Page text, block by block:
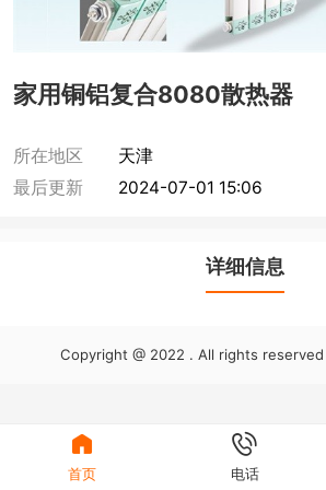
家用铜铝复合8080散热器
所在地区
天津
最后更新
2024-07-01 15:06
详细信息
Copyright @ 2022 . All rights

首页

电话